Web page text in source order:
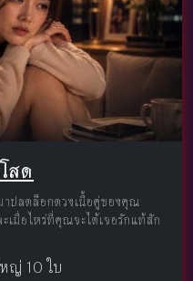
สด
าปลดล็อกดวงเนื้อคู่ของคุณ
มื่อไหร่ที่คุณจะได้เจอรักแท้สัก
ญ่ 10 ใบ